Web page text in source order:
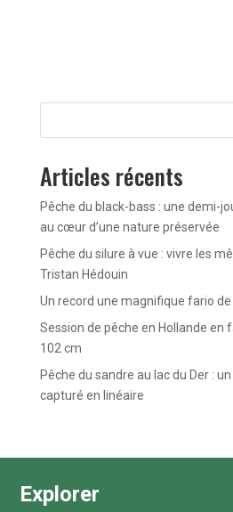
Articles récents
Pêche du black-bass : une demi-
au cœur d’une nature préservée
Pêche du silure à vue : vivre les
Tristan Hédouin
Un record une magnifique fario de
Session de pêche en Hollande en
102 cm
Pêche du sandre au lac du Der :
capturé en linéaire
Explorer